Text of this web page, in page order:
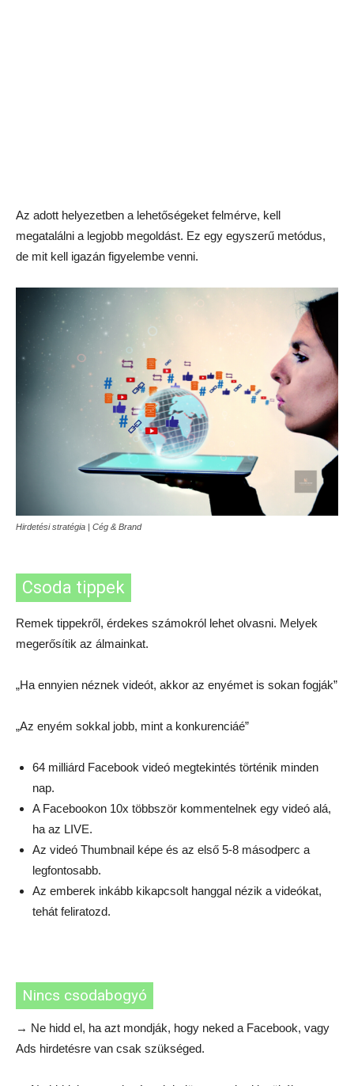
Az adott helyezetben a lehetőségeket felmérve, kell
megatalálni a legjobb megoldást. Ez egy egyszerű metódus,
de mit kell igazán figyelembe venni.
Hirdetési stratégia | Cég & Brand
Csoda tippek
Remek tippekről, érdekes számokról lehet olvasni. Melyek
megerősítik az álmainkat.
„Ha ennyien néznek videót, akkor az enyémet is sokan fogják”
„Az enyém sokkal jobb, mint a konkurenciáé”
64 milliárd Facebook videó megtekintés történik minden
nap.
A Facebookon 10x többször kommentelnek egy videó alá,
ha az LIVE.
Az videó Thumbnail képe és az első 5-8 másodperc a
legfontosabb.
Az emberek inkább kikapcsolt hanggal nézik a videókat,
tehát feliratozd.
Nincs csodabogyó
→ Ne hidd el, ha azt mondják, hogy neked a Facebook, vagy
Ads hirdetésre van csak szükséged.